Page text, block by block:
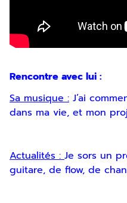
Rencontre avec lui :
Sa musique : J’ai
dans ma vie, et mon
Actualités :Je sors un
guitare, de flow, de